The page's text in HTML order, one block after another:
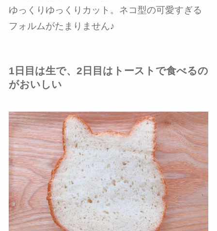
ゆっくりゆっくりカット。ネコ型の可愛すぎる
フォルムがたまりません♪
1日目は生で、2日目はトーストで食べるの
がおいしい